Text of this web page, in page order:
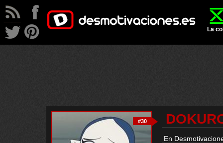
La
#30
En